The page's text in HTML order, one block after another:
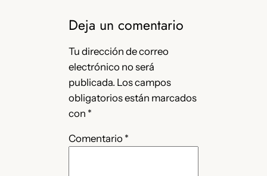
Deja un comentario
Tu dirección de correo
electrónico no será
publicada. Los campos
obligatorios están marcados
con *
Comentario *